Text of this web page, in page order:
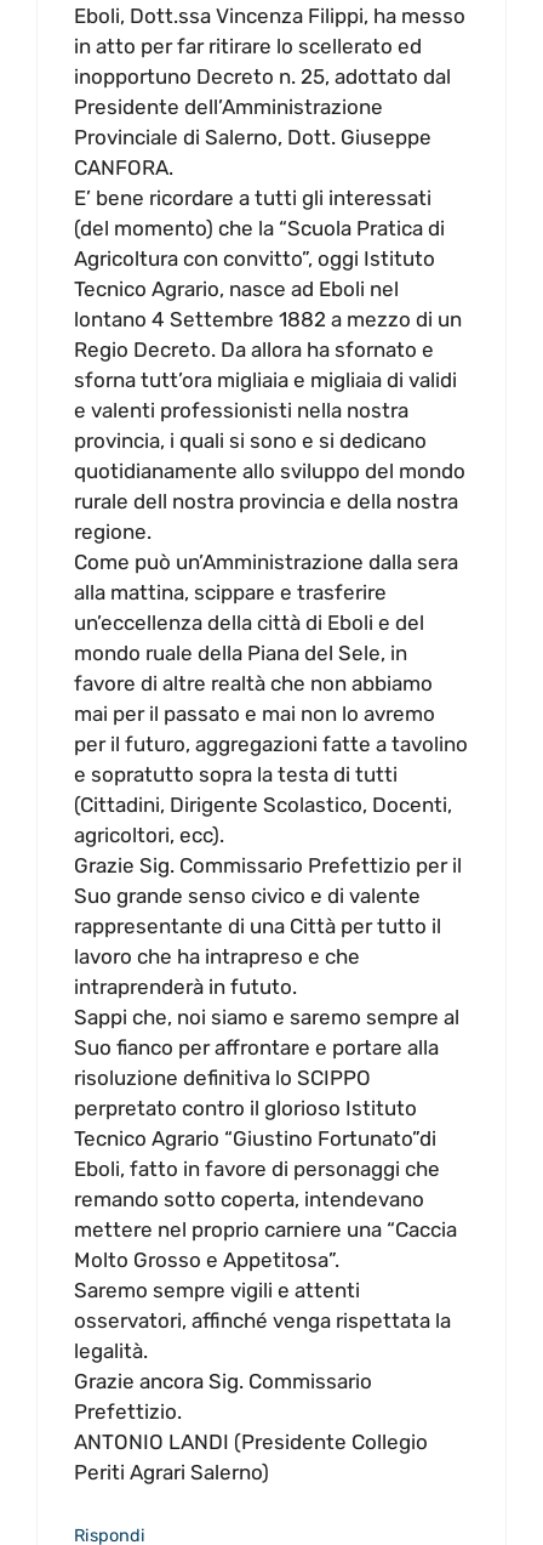
Eboli, Dott.ssa Vincenza Filippi, ha messo
in atto per far ritirare lo scellerato ed
inopportuno Decreto n. 25, adottato dal
Presidente dell’Amministrazione
Provinciale di Salerno, Dott. Giuseppe
CANFORA.
E’ bene ricordare a tutti gli interessati
(del momento) che la “Scuola Pratica di
Agricoltura con convitto”, oggi Istituto
Tecnico Agrario, nasce ad Eboli nel
lontano 4 Settembre 1882 a mezzo di un
Regio Decreto. Da allora ha sfornato e
sforna tutt’ora migliaia e migliaia di validi
e valenti professionisti nella nostra
provincia, i quali si sono e si dedicano
quotidianamente allo sviluppo del mondo
rurale dell nostra provincia e della nostra
regione.
Come può un’Amministrazione dalla sera
alla mattina, scippare e trasferire
un’eccellenza della città di Eboli e del
mondo ruale della Piana del Sele, in
favore di altre realtà che non abbiamo
mai per il passato e mai non lo avremo
per il futuro, aggregazioni fatte a tavolino
e sopratutto sopra la testa di tutti
(Cittadini, Dirigente Scolastico, Docenti,
agricoltori, ecc).
Grazie Sig. Commissario Prefettizio per il
Suo grande senso civico e di valente
rappresentante di una Città per tutto il
lavoro che ha intrapreso e che
intraprenderà in fututo.
Sappi che, noi siamo e saremo sempre al
Suo fianco per affrontare e portare alla
risoluzione definitiva lo SCIPPO
perpretato contro il glorioso Istituto
Tecnico Agrario “Giustino Fortunato”di
Eboli, fatto in favore di personaggi che
remando sotto coperta, intendevano
mettere nel proprio carniere una “Caccia
Molto Grosso e Appetitosa”.
Saremo sempre vigili e attenti
osservatori, affinché venga rispettata la
legalità.
Grazie ancora Sig. Commissario
Prefettizio.
ANTONIO LANDI (Presidente Collegio
Periti Agrari Salerno)
Rispondi